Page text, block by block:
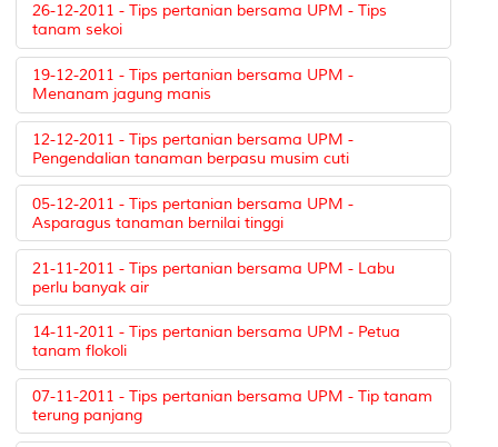
26-12-2011 - Tips pertanian bersama UPM - Tips
tanam sekoi
19-12-2011 - Tips pertanian bersama UPM -
Menanam jagung manis
12-12-2011 - Tips pertanian bersama UPM -
Pengendalian tanaman berpasu musim cuti
05-12-2011 - Tips pertanian bersama UPM -
Asparagus tanaman bernilai tinggi
21-11-2011 - Tips pertanian bersama UPM - Labu
perlu banyak air
14-11-2011 - Tips pertanian bersama UPM - Petua
tanam flokoli
07-11-2011 - Tips pertanian bersama UPM - Tip tanam
terung panjang